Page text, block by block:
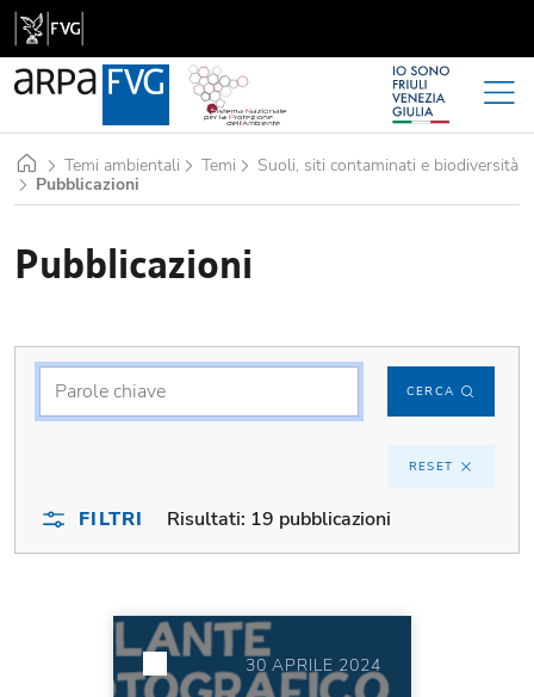
HomeTemi ambientali Temi
Suoli, siti contaminati e biodiversità
Pubblicazioni
Pubblicazioni
CERCA
RESET
FILTRI Risultati: 19 pubblicazioni
30 APRILE 2024